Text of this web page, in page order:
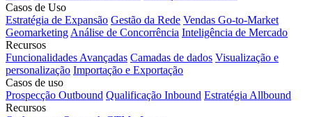
Casos de Uso
Estratégia de Expansão Gestão da Rede Vendas Go-to-Market
Geomarketing Análise de Concorrência Inteligência de Mercado
Recursos
Funcionalidades Avançadas Camadas de dados Visualização e
personalização Importação e Exportação
Casos de uso
Prospecção Outbound Qualificação Inbound Estratégia Allbound
Recursos